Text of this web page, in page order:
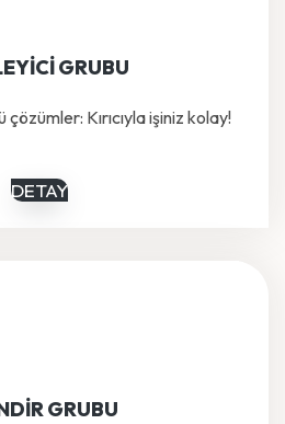
GRUBU
Kırıcıyla işiniz kolay!
DETAY
GRUBU